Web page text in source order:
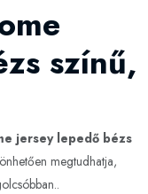
színű,
jersey lepedő bézs
megtudhatja,